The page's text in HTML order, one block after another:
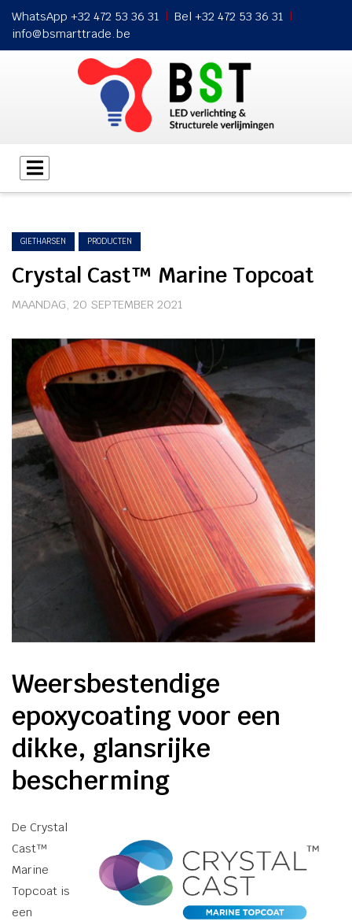
WhatsApp +32 472 53 36 31 | Bel +32 472 53 36 31 |
info@bsmarttrade.be
GIETHARSEN PRODUCTEN
Crystal Cast™ Marine Topcoat
MAANDAG, 20 SEPTEMBER 2021
Weersbestendige
epoxycoating voor een
dikke, glansrijke
bescherming
De Crystal
Cast™
Marine
Topcoat is
een